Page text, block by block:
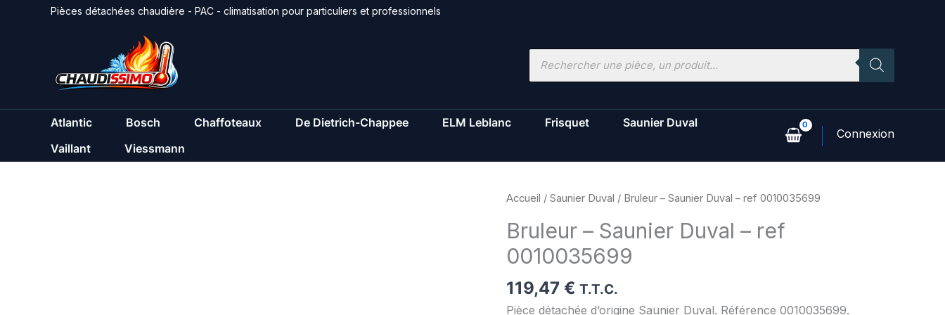
Pièces détachées chaudière - PAC - climatisation pour particuliers et professionnels
Recherche
Atlantic Bosch Chaffoteaux De Dietrich-Chappee ELM Leblanc Frisquet
Saunier Duval
Vaillant
Viessmann
Accueil / Saunier Duval / Bruleur – Saunier Duval – ref 0010035699
Bruleur – Saunier Duval – ref
0010035699
119,47 € T.T.C.
Pièce détachée d’origine Saunier Duval. Référence 0010035699.
quantité
Bruleur
-
Saunier
Duval
-